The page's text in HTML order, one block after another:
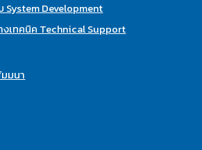
Development
เทคนิค Technical Support
มนา